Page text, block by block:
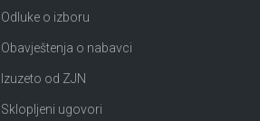
Odluke o izboru
Obavještenja o nabavci
Izuzeto od ZJN
Sklopljeni ugovori